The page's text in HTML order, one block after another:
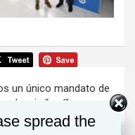
un único mandato de
“real”
spread the